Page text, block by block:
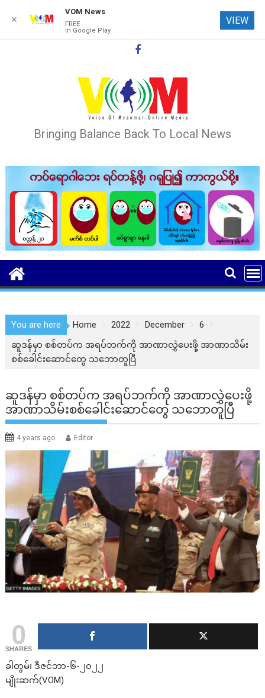
Bringing Balance Back To Local News
You are here Home 2022 December
6
ဆူဒန်မှာ စစ်တပ်က အရပ်ဘက်ကို အာဏာလွှဲပေးဖို့ အာဏာသိမ်း
စစ်ခေါင်းဆောင်တွေ သဘောတူပြီ
ဆူဒန်မှာ စစ်တပ်က အရပ်ဘက်ကို အာဏာလွှဲပေးဖို့
အာဏာသိမ်းစစ်ခေါင်းဆောင်တွေ သဘောတူပြီ
4 years ago Editor
0
SHARES
ခါတွမ်၊ ဒီဇင်ဘာ-၆-၂၀၂၂
မျိုးဆက်(VOM)
✕
VOM News
FREE
In Google Play
VIEW